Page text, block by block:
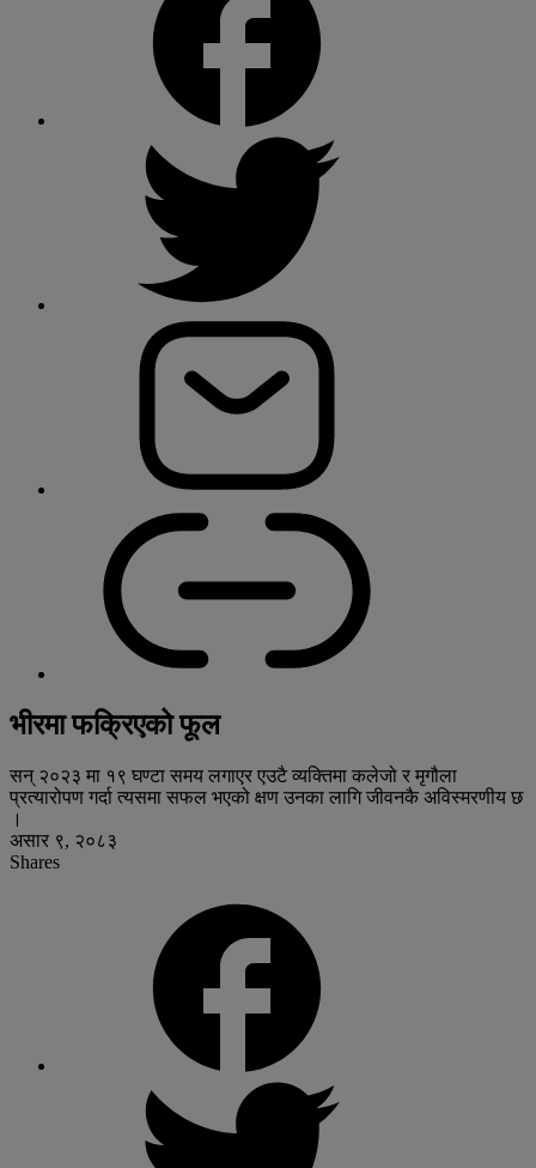
भीरमा फक्रिएको फूल
सन् २०२३ मा १९ घण्टा समय लगाएर एउटै व्यक्तिमा कलेजो र मृगौला
प्रत्यारोपण गर्दा त्यसमा सफल भएको क्षण उनका लागि जीवनकै अविस्मरणीय छ
।
असार ९, २०८३
Shares